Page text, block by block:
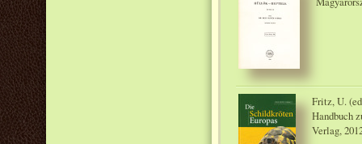
Fritz, U.
Handbuch
Verlag,